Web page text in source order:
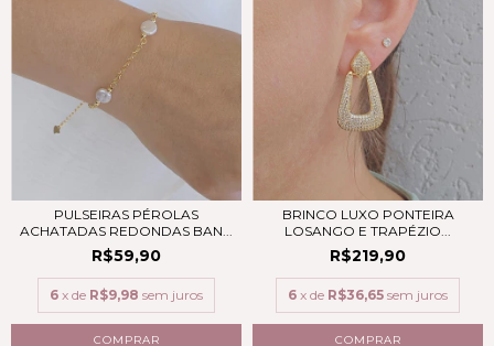
PULSEIRAS PÉROLAS
ACHATADAS REDONDAS BAN...
R$59,90
6 x de R$9,98 sem juros
BRINCO LUXO PONTEIRA
LOSANGO E TRAPÉZIO...
R$219,90
6 x de R$36,65 sem juros